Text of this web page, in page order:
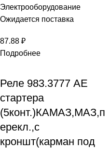
Электрооборудование
Ожидается поставка
87.88 ₽
Подробнее
Реле 983.3777 AE
стартера
(5конт.)КАМАЗ,МАЗ,п
ерекл.,с
кроншт(карман под